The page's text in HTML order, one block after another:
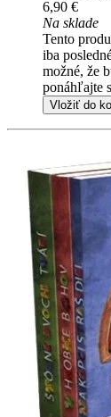
6,90 €
Na sklade
Tento
iba
možné, že
ponáhľajte
Vložiť do